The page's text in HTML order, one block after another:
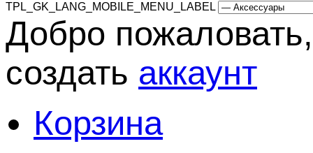
TPL_GK_LANG_MOBILE_MENU_LABEL
Добро
создать аккаунт
Корзина